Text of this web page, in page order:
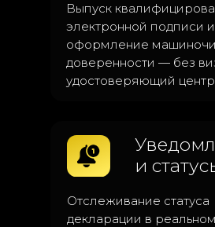
Отслеживание статуса
декларации в реальном
и
Выпуск
электронной подписи и
оформление
доверенности — без
удостоверяющий